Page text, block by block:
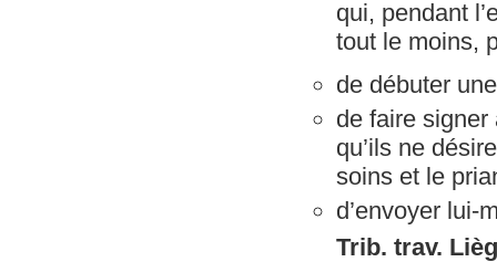
qui, pendant
tout le moins,
de débuter
de faire
qu’ils ne
soins et le
d’envoyer lui-
Trib. trav.